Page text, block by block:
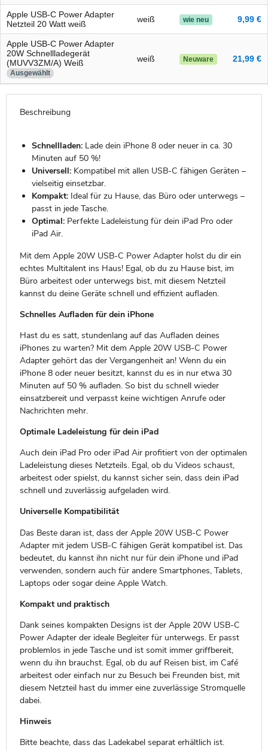
Apple USB-C Power Adapter
Netzteil 20 Watt weiß
weiß wie neu 9,99 €
Apple USB-C Power Adapter
20W Schnellladegerät
(MUVV3ZM/A) Weiß
Ausgewählt
weiß Neuware 21,99 €
Beschreibung
Schnellladen:Lade dein iPhone 8 oder neuer in ca. 30
Minuten auf 50 %!
Universell:Kompatibel mit allen USB-C fähigen Geräten –
vielseitig einsetzbar.
Kompakt:Ideal für zu Hause, das Büro oder unterwegs –
passt in jede Tasche.
Optimal:Perfekte Ladeleistung für dein iPad Pro oder
iPad Air.
Mit dem Apple 20W USB-C Power Adapter holst du dir ein
echtes Multitalent ins Haus! Egal, ob du zu Hause bist, im
Büro arbeitest oder unterwegs bist, mit diesem Netzteil
kannst du deine Geräte schnell und effizient aufladen.
Schnelles Aufladen für dein iPhone
Hast du es satt, stundenlang auf das Aufladen deines
iPhones zu warten? Mit dem Apple 20W USB-C Power
Adapter gehört das der Vergangenheit an! Wenn du ein
iPhone 8 oder neuer besitzt, kannst du es in nur etwa 30
Minuten auf 50 % aufladen. So bist du schnell wieder
einsatzbereit und verpasst keine wichtigen Anrufe oder
Nachrichten mehr.
Optimale Ladeleistung für dein iPad
Auch dein iPad Pro oder iPad Air profitiert von der optimalen
Ladeleistung dieses Netzteils. Egal, ob du Videos schaust,
arbeitest oder spielst, du kannst sicher sein, dass dein iPad
schnell und zuverlässig aufgeladen wird.
Universelle Kompatibilität
Das Beste daran ist, dass der Apple 20W USB-C Power
Adapter mit jedem USB-C fähigen Gerät kompatibel ist. Das
bedeutet, du kannst ihn nicht nur für dein iPhone und iPad
verwenden, sondern auch für andere Smartphones, Tablets,
Laptops oder sogar deine Apple Watch.
Kompakt und praktisch
Dank seines kompakten Designs ist der Apple 20W USB-C
Power Adapter der ideale Begleiter für unterwegs. Er passt
problemlos in jede Tasche und ist somit immer griffbereit,
wenn du ihn brauchst. Egal, ob du auf Reisen bist, im Café
arbeitest oder einfach nur zu Besuch bei Freunden bist, mit
diesem Netzteil hast du immer eine zuverlässige Stromquelle
dabei.
Hinweis
Bitte beachte, dass das Ladekabel separat erhältlich ist.